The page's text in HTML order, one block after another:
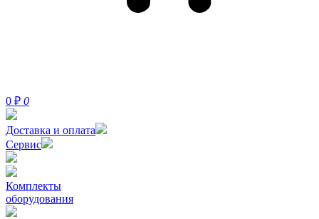
0 ₽ 0
Доставка и оплата
Сервис
Комплекты
оборудования